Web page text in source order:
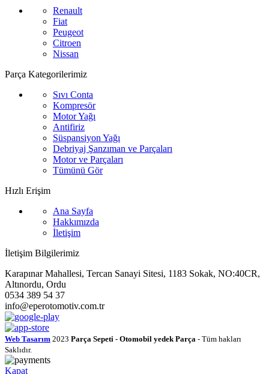
Renault
Fiat
Peugeot
Citroen
Nissan
Parça Kategorilerimiz
Sıvı Conta
Kompresör
Motor Yağı
Antifiriz
Süspansiyon Yağı
Debriyaj Şanzıman ve Parçaları
Motor ve Parçaları
Tümünü Gör
Hızlı Erişim
Ana Sayfa
Hakkımızda
İletişim
İletişim Bilgilerimiz
Karapınar Mahallesi, Tercan Sanayi Sitesi, 1183 Sokak, NO:40CR,
Altınordu, Ordu
0534 389 54 37
info@eperotomotiv.com.tr
Web Tasarım 2023 Parça Sepeti - Otomobil yedek Parça - Tüm hakları
Saklıdır.
Kapat